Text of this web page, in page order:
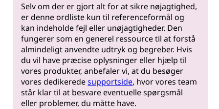
Selv om der er gjort alt for at sikre nøjagtighed,
er denne ordliste kun til referenceformål og
kan indeholde fejl eller unøjagtigheder. Den
fungerer som en generel ressource til at forstå
almindeligt anvendte udtryk og begreber. Hvis
du vil have præcise oplysninger eller hjælp til
vores produkter, anbefaler vi, at du besøger
vores dedikeredesupportside, hvor vores team
står klar til at besvare eventuelle spørgsmål
eller problemer, du måtte have.